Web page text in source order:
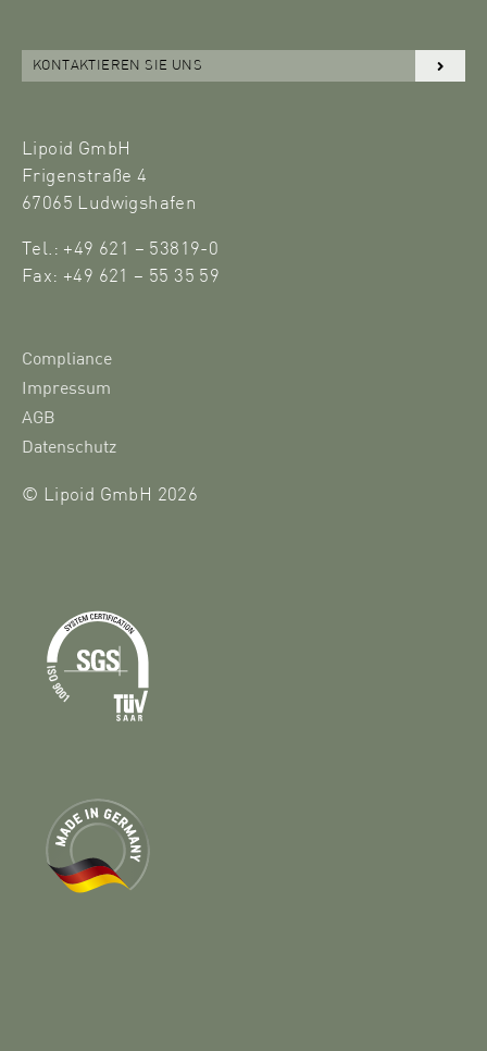
KONTAKTIEREN SIE UNS
Lipoid GmbH
Frigenstraße 4
67065 Ludwigshafen
Tel.: +49 621 – 53819-0
Fax: +49 621 – 55 35 59
Compliance
Impressum
AGB
Datenschutz
© Lipoid GmbH 2026